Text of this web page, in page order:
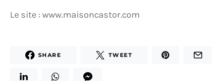
Le site : www.maisoncastor.com
SHARE TWEET